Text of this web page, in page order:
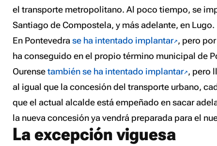
el transporte metropolitano. Al poco tiempo, se
Santiago de Compostela, y más adelante, en Lugo.
En Pontevedrase ha intentado implantar , pero
ha conseguido en el propio término municipal de
Ourensetambién se ha intentado implantar , pero
al igual que la concesión del transporte urbano,
que el actual alcalde está empeñado en sacar
la nueva concesión ya vendrá preparada para el
La excepción viguesa